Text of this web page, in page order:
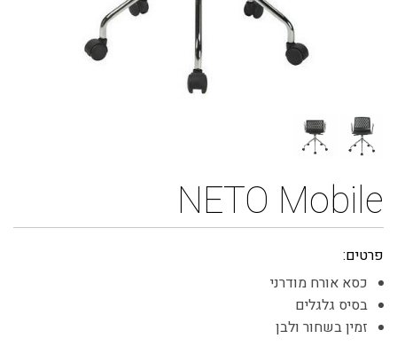
NETO Mobile
פרטים:
כסא אורח מודרני
בסיס גלגלים
זמין בשחור ולבן